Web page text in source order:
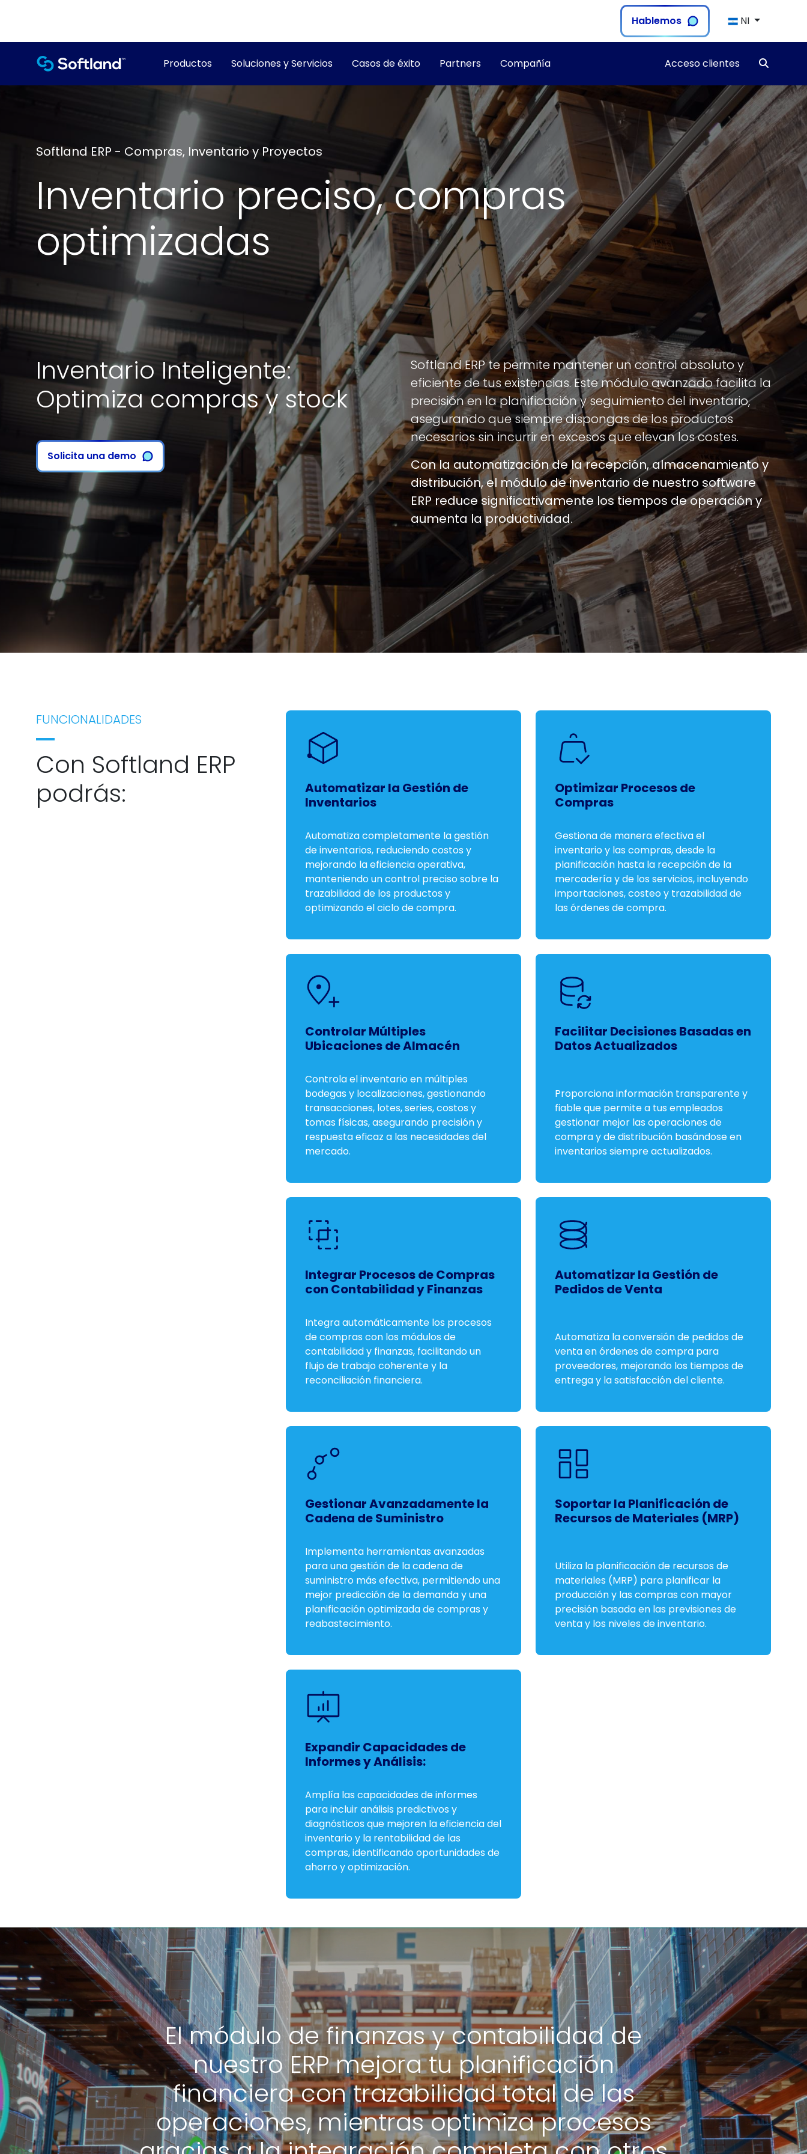
Hablemos NI
Productos Soluciones y Servicios Casos de éxito Partners Compañía Acceso clientes
Softland ERP - Compras, Inventario y Proyectos
Inventario preciso, compras
optimizadas
Inventario Inteligente:
Optimiza compras y stock
Solicita una demo
Softland ERP te permite mantener un control absoluto y
eficiente de tus existencias. Este módulo avanzado facilita la
precisión en la planificación y seguimiento del inventario,
asegurando que siempre dispongas de los productos
necesarios sin incurrir en excesos que elevan los costes.
Con la automatización de la recepción, almacenamiento y
distribución,el módulo de inventario de nuestro software
ERP reduce significativamente los tiempos de operación y
aumenta la productividad.
FUNCIONALIDADES
Con Softland ERP
podrás:
Automatizar la Gestión de
Inventarios
Automatiza completamente la gestión
de inventarios, reduciendo costos y
mejorando la eficiencia operativa,
manteniendo un control preciso sobre la
trazabilidad de los productos y
optimizando el ciclo de compra.
Optimizar Procesos de
Compras
Gestiona de manera efectiva el
inventario y las compras, desde la
planificación hasta la recepción de la
mercadería y de los servicios, incluyendo
importaciones, costeo y trazabilidad de
las órdenes de compra.
Controlar Múltiples
Ubicaciones de Almacén
Controla el inventario en múltiples
bodegas y localizaciones, gestionando
transacciones, lotes, series, costos y
tomas físicas, asegurando precisión y
respuesta eficaz a las necesidades del
mercado.
Facilitar Decisiones Basadas en
Datos Actualizados
Proporciona información transparente y
fiable que permite a tus empleados
gestionar mejor las operaciones de
compra y de distribución basándose en
inventarios siempre actualizados.
Integrar Procesos de Compras
con Contabilidad y Finanzas
Integra automáticamente los procesos
de compras con los módulos de
contabilidad y finanzas, facilitando un
flujo de trabajo coherente y la
reconciliación financiera.
Automatizar la Gestión de
Pedidos de Venta
Automatiza la conversión de pedidos de
venta en órdenes de compra para
proveedores, mejorando los tiempos de
entrega y la satisfacción del cliente.
Gestionar Avanzadamente la
Cadena de Suministro
Implementa herramientas avanzadas
para una gestión de la cadena de
suministro más efectiva, permitiendo una
mejor predicción de la demanda y una
planificación optimizada de compras y
reabastecimiento.
Soportar la Planificación de
Recursos de Materiales (MRP)
Utiliza la planificación de recursos de
materiales (MRP) para planificar la
producción y las compras con mayor
precisión basada en las previsiones de
venta y los niveles de inventario.
Expandir Capacidades de
Informes y Análisis:
Amplía las capacidades de informes
para incluir análisis predictivos y
diagnósticos que mejoren la eficiencia del
inventario y la rentabilidad de las
compras, identificando oportunidades de
ahorro y optimización.
El módulo de finanzas y contabilidad de
nuestro ERP mejora tu planificación
financiera con trazabilidad total de las
operaciones, mientras optimiza procesos